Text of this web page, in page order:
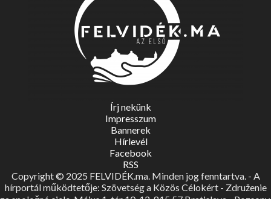
Írj nekünk
Impresszum
Bannerek
Hírlevél
Facebook
RSS
Copyright © 2025 FELVIDÉK.ma. Minden jog fenntartva. - A
hírportál működtetője: Szövetség a Közös Célokért - Združenie